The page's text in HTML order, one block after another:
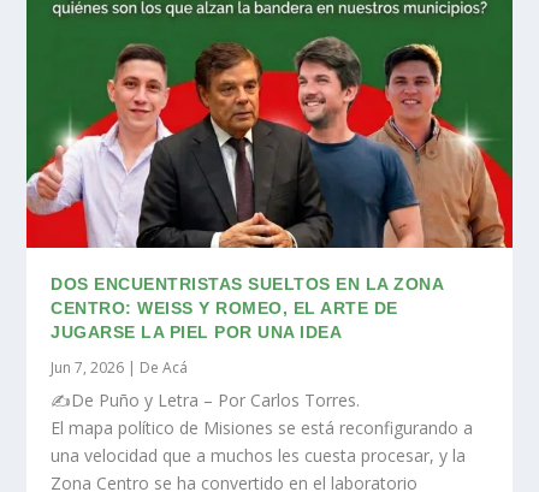
DOS ENCUENTRISTAS SUELTOS EN LA ZONA
CENTRO: WEISS Y ROMEO, EL ARTE DE
JUGARSE LA PIEL POR UNA IDEA
Jun 7, 2026 | De Acá
✍️De Puño y Letra – Por Carlos Torres.
El mapa político de Misiones se está reconfigurando a
una velocidad que a muchos les cuesta procesar, y la
Zona Centro se ha convertido en el laboratorio